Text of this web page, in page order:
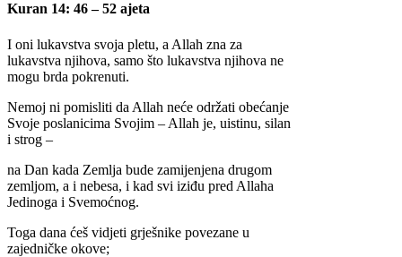
Kuran 14: 46 – 52 ajeta
I oni lukavstva svoja pletu, a Allah zna za
lukavstva njihova, samo što lukavstva njihova ne
mogu brda pokrenuti.
Nemoj ni pomisliti da Allah neće održati obećanje
Svoje poslanicima Svojim – Allah je, uistinu, silan
i strog –
na Dan kada Zemlja bude zamijenjena drugom
zemljom, a i nebesa, i kad svi iziđu pred Allaha
Jedinoga i Svemoćnog.
Toga dana ćeš vidjeti grješnike povezane u
zajedničke okove;